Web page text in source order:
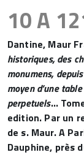
10 A
Dantine, Maur
historiques, des
monumens,
moyen d’une
perpetuels…
edition. Par un
de s. Maur. A
Dauphine, près